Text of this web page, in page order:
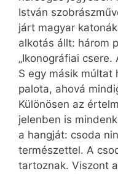
István
járt magyar
alkotás állt: három
„Ikonográfiai
S egy másik múltat
palota, ahová
Különösen az
jelenben is
a hangját: csoda
természettel. A
tartoznak. Viszont